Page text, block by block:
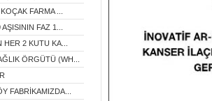
FARMA ...
FAZ 1...
2 KUTU KA...
ÖRGÜTÜ (WH...
FABRİKAMIZDA...